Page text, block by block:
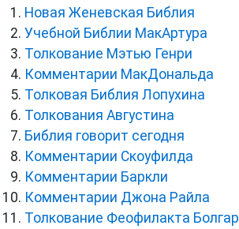
Новая Женевская Библия
Учебной Библии МакАртура
Толкование Мэтью Генри
Комментарии МакДональда
Толковая Библия Лопухина
Толкования Августина
Библия говорит сегодня
Комментарии Скоуфилда
Комментарии Баркли
Комментарии Джона Райла
Толкование Феофилакта